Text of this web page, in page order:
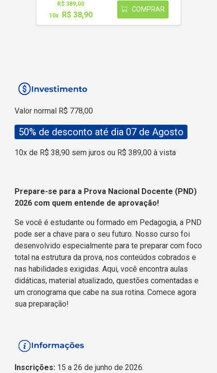
R$ 389,00
10x
R$ 38,90
COMPRAR
Valor normal R$ 778,00
50% de desconto até dia 07 de Agosto
10x de R$ 38,90 sem juros ou R$ 389,00 à vista
Prepare-se para a Prova Nacional Docente (PND)
2026 com quem entende de aprovação!
Se você é estudante ou formado em Pedagogia, a PND
pode ser a chave para o seu futuro. Nosso curso foi
desenvolvido especialmente para te preparar com foco
total na estrutura da prova, nos conteúdos cobrados e
nas habilidades exigidas. Aqui, você encontra aulas
didáticas, material atualizado, questões comentadas e
um cronograma que cabe na sua rotina. Comece agora
sua preparação!
Inscrições: 15 a 26 de junho de 2026.